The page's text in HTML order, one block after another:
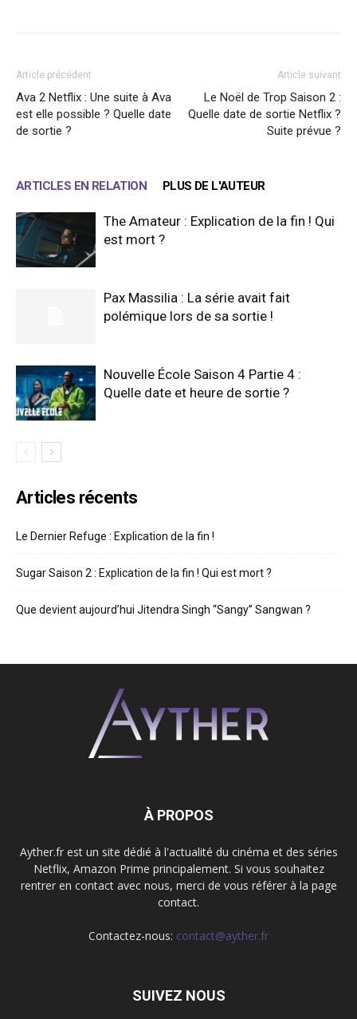
Article précédent
Ava 2 Netflix : Une suite à Ava
est elle possible ? Quelle date
de sortie ?
Article suivant
Le Noël de Trop Saison 2 :
Quelle date de sortie Netflix ?
Suite prévue ?
ARTICLES EN RELATION PLUS DE L'AUTEUR
The Amateur : Explication de la fin ! Qui
est mort ?
Pax Massilia : La série avait fait
polémique lors de sa sortie !
Nouvelle École Saison 4 Partie 4 :
Quelle date et heure de sortie ?
Articles récents
Le Dernier Refuge : Explication de la fin !
Sugar Saison 2 : Explication de la fin ! Qui est mort ?
Que devient aujourd’hui Jitendra Singh “Sangy” Sangwan ?
À PROPOS
Ayther.fr est un site dédié à l'actualité du cinéma et des séries
Netflix, Amazon Prime principalement. Si vous souhaitez
rentrer en contact avec nous, merci de vous référer à la page
contact.
Contactez-nous: contact@ayther.fr
SUIVEZ NOUS